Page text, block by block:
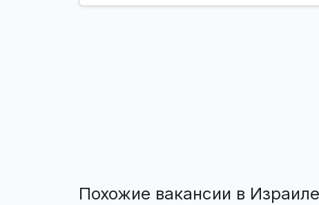
Похожие вакансии в Израиле